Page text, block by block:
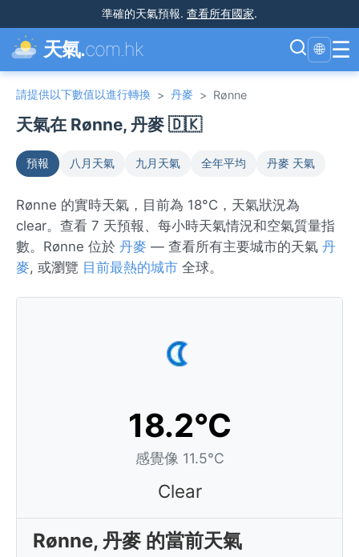
準確的天氣預報. 查看所有國家.
天氣.com.hk 🌐 ☰
請提供以下數值以進行轉換 > 丹麥 > Rønne
天氣在 Rønne, 丹麥 🇩🇰
預報 八月天氣 九月天氣 全年平均 丹麥 天氣
Rønne 的實時天氣，目前為 18°C，天氣狀況為
clear。查看 7 天預報、每小時天氣情況和空氣質量指
數。Rønne 位於 丹麥 — 查看所有主要城市的天氣 丹
麥, 或瀏覽 目前最熱的城市 全球。
18.2°C
感覺像 11.5°C
Clear
Rønne, 丹麥 的當前天氣